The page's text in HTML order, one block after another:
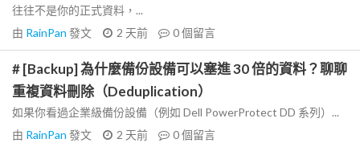
往往不是你的正式資料，...
由 RainPan 發文 2 天前 0個留言
# [Backup] 為什麼備份設備可以塞進 30 倍的資料？聊聊
重複資料刪除（Deduplication）
如果你看過企業級備份設備（例如 Dell PowerProtect DD 系列）...
由 RainPan 發文 2 天前 0個留言